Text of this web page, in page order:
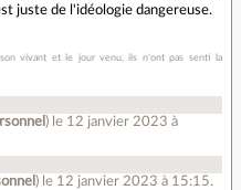
juste de l'idéologie dangereuse.
vivant et le jour venu, ils n'ont pas senti la
) le 12 janvier 2023 à
) le 12 janvier 2023 à 15:15.